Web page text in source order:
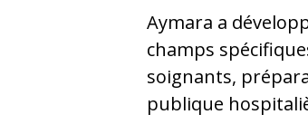
Aymara a
champs
soignants,
publique